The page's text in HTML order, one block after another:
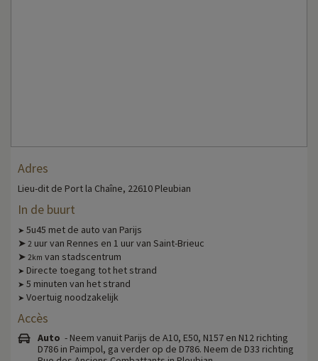
Adres
Lieu-dit de Port la Chaîne, 22610 Pleubian
In de buurt
➤ 5u45 met de auto van Parijs
➤ 2 uur van Rennes en 1 uur van Saint-Brieuc
➤ 2km van stadscentrum
➤ Directe toegang tot het strand
➤ 5 minuten van het strand
➤ Voertuig noodzakelijk
Accès
Auto - Neem vanuit Parijs de A10, E50, N157 en N12 richting
D786 in Paimpol, ga verder op de D786. Neem de D33 richting